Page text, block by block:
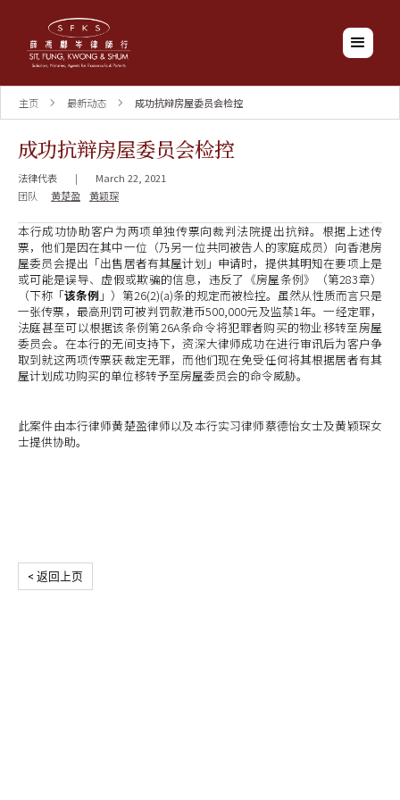
主页 最新动态 成功抗辩房屋委员会检控
成功抗辩房屋委员会检控
法律代表 |
March 22, 2021
团队
黄楚盈 黄颖琛
本行成功协助客户为两项单独传票向裁判法院提出抗辩。根据上述传
票，他们是因在其中一位（乃另一位共同被告人的家庭成员）向香港房
屋委员会提出「出售居者有其屋计划」申请时，提供其明知在要项上是
或可能是误导、虚假或欺骗的信息，违反了《房屋条例》（第283章）
（下称「该条例 」）第26(2)(a)条的规定而被检控。虽然从性质而言只是
一张传票，最高刑罚可被判罚款港币500,000元及监禁1年。一经定罪，
法庭甚至可以根据该条例第26A条命令将犯罪者购买的物业移转至房屋
委员会。在本行的无间支持下，资深大律师成功在进行审讯后为客户争
取到就这两项传票获裁定无罪，而他们现在免受任何将其根据居者有其
屋计划成功购买的单位移转予至房屋委员会的命令威胁。
此案件由本行律师黄楚盈律师以及本行实习律师蔡德怡女士及黄颖琛女
士提供协助。
< 返回上页